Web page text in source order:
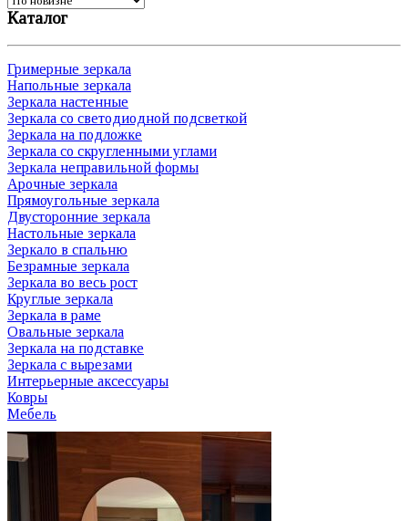
Каталог
Гримерные зеркала
Напольные зеркала
Зеркала настенные
Зеркала со светодиодной подсветкой
Зеркала на подложке
Зеркала со скругленными углами
Зеркала неправильной формы
Арочные зеркала
Прямоугольные зеркала
Двусторонние зеркала
Настольные зеркала
Зеркало в спальню
Безрамные зеркала
Зеркала во весь рост
Круглые зеркала
Зеркала в раме
Овальные зеркала
Зеркала на подставке
Зеркала с вырезами
Интерьерные аксессуары
Ковры
Мебель